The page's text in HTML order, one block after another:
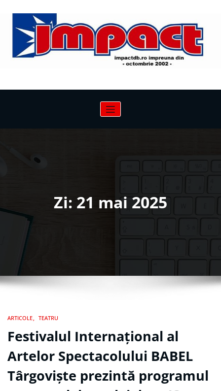
conținut
Zi: 21 mai 2025
ARTICOLE TEATRU
Festivalul Internațional al
Artelor Spectacolului BABEL
Târgoviște prezintă programul